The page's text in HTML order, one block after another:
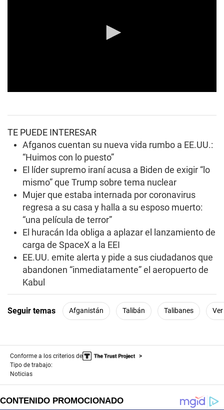
o
n
TE PUEDE INTERESAR
Afganos cuentan su nueva vida rumbo a EE.UU.:
“Huimos con lo puesto”
El líder supremo iraní acusa a Biden de exigir “lo
mismo” que Trump sobre tema nuclear
Mujer que estaba internada por coronavirus
regresa a su casa y halla a su esposo muerto:
“una película de terror”
El huracán Ida obliga a aplazar el lanzamiento de
carga de SpaceX a la EEI
EE.UU. emite alerta y pide a sus ciudadanos que
abandonen “inmediatamente” el aeropuerto de
Kabul
Seguir temas Afganistán Talibán Talibanes
Conforme a los criterios de
Tipo de trabajo:
Noticias